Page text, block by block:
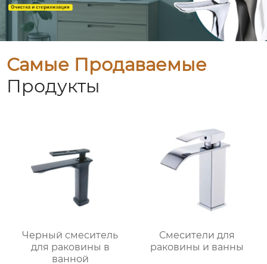
Самые Продаваемые
Продукты
Черный смеситель
для раковины в
ванной
Смесители для
раковины и ванны